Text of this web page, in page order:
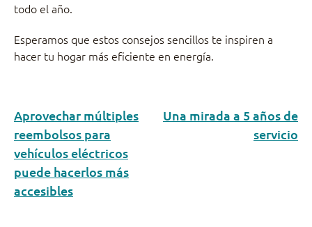
todo el año.
Esperamos que estos consejos sencillos te inspiren a
hacer tu hogar más eficiente en energía.
Aprovechar múltiples
reembolsos para
vehículos eléctricos
puede hacerlos más
accesibles
Una mirada a 5 años de
servicio